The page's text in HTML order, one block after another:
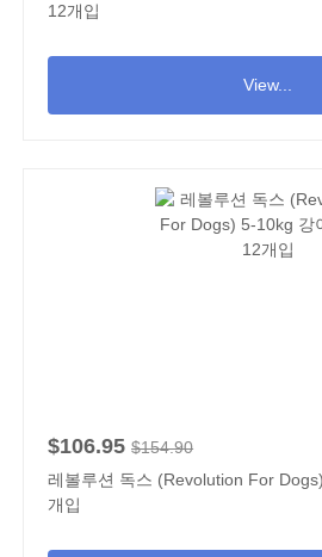
12개입
View...
$106.95 $154.90
레볼루션 독스 (Revolution For
개입